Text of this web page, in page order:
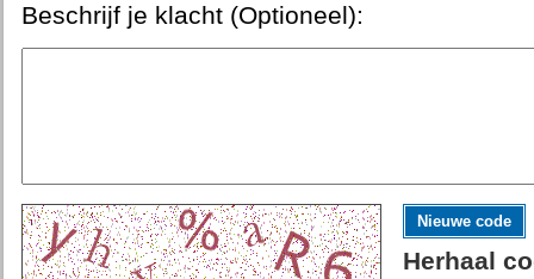
Beschrijf je klacht (Optioneel):
Nieuwe code
Herhaal